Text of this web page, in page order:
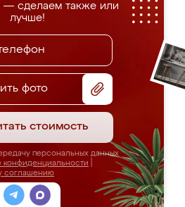
— сделаем также или
лучше!
фото
стоимость
персональных данных
конфиденциальности
соглашению